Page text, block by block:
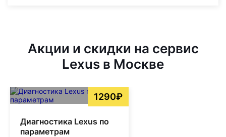
Акции и скидки на сервис
Lexus в Москве
1290₽
Диагностика Lexus по
параметрам